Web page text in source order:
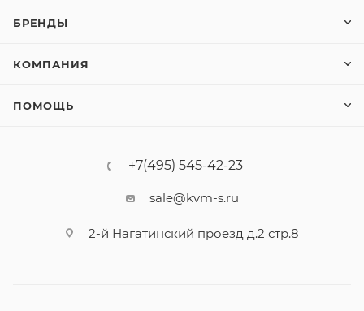
БРЕНДЫ
КОМПАНИЯ
ПОМОЩЬ
+7(495) 545-42-23
sale@kvm-s.ru
2-й Нагатинский проезд д.2 стр.8